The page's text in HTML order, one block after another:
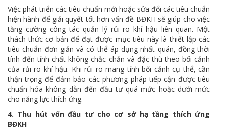
Việc phát triển các tiêu chuẩn mới hoặc sửa đổi các tiêu chuẩn
hiện hành để giải quyết tốt hơn vấn đề BĐKH sẽ giúp cho việc
tăng cường công tác quản lý rủi ro khí hậu liên quan. Một
thách thức cơ bản để đạt được mục tiêu này là thiết lập các
tiêu chuẩn đơn giản và có thể áp dụng nhất quán, đồng thời
tính đến tính chất không chắc chắn và đặc thù theo bối cảnh
của rủi ro khí hậu. Khi rủi ro mang tính bối cảnh cụ thể, cần
thận trọng để đảm bảo các phương pháp tiếp cận được tiêu
chuẩn hóa không dẫn đến đầu tư quá mức hoặc dưới mức
cho năng lực thích ứng.
4. Thu hút vốn đầu tư cho cơ sở hạ tầng thích ứng
BĐKH